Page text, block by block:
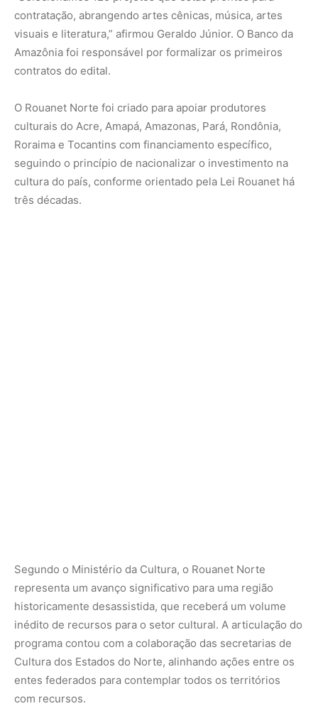
contratação, abrangendo artes cênicas, música, artes
visuais e literatura,” afirmou Geraldo Júnior. O Banco da
Amazônia foi responsável por formalizar os primeiros
contratos do edital.
O Rouanet Norte foi criado para apoiar produtores
culturais do Acre, Amapá, Amazonas, Pará, Rondônia,
Roraima e Tocantins com financiamento específico,
seguindo o princípio de nacionalizar o investimento na
cultura do país, conforme orientado pela Lei Rouanet há
três décadas.
Segundo o Ministério da Cultura, o Rouanet Norte
representa um avanço significativo para uma região
historicamente desassistida, que receberá um volume
inédito de recursos para o setor cultural. A articulação do
programa contou com a colaboração das secretarias de
Cultura dos Estados do Norte, alinhando ações entre os
entes federados para contemplar todos os territórios
com recursos.